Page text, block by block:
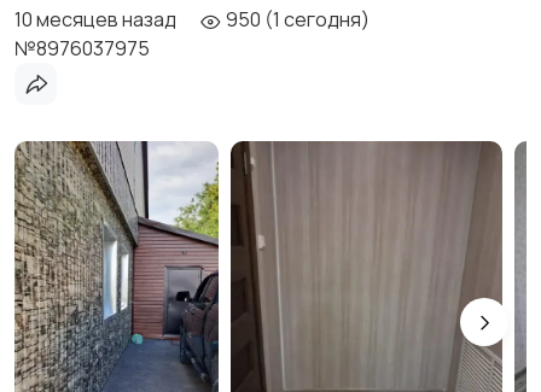
10 месяцев назад
950 (1 сегодня)
№8976037975